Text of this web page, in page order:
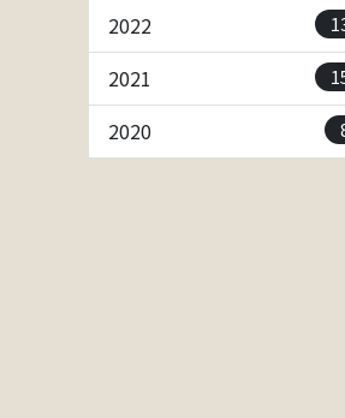
2022
2021
2020